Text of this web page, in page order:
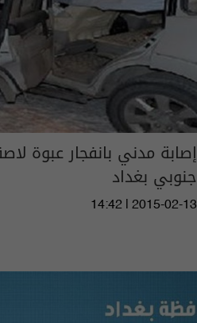
إصابة مدني بانفجار عبوة
جنوبي بغداد
14:42 | 2015-02-13